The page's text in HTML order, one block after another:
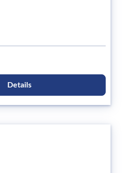
Details